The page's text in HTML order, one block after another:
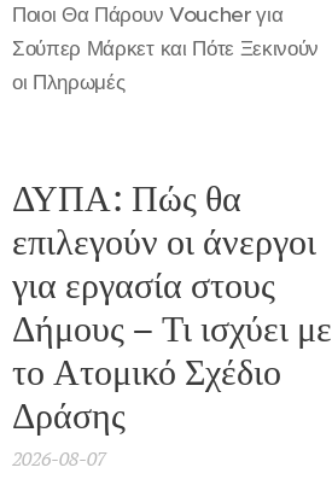
Ποιοι Θα Πάρουν Voucher για
Σούπερ Μάρκετ και Πότε Ξεκινούν
οι Πληρωμές
ΔΥΠΑ: Πώς θα
επιλεγούν οι άνεργοι
για εργασία στους
Δήμους – Τι ισχύει με
το Ατομικό Σχέδιο
Δράσης
2026-08-07